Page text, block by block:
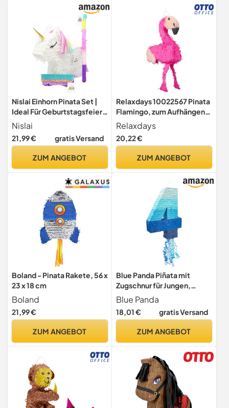
Nislai Einhorn Pinata Set |
Ideal Für Geburtstagsfeier,
Hochzeit,
Junggesellenabschied |
Geschenkidee | Einhorn
und Maske | 44x33x10 cm
Nislai
21,99 € gratis Versand
ZUM ANGEBOT
Relaxdays 10022567 Pinata
Flamingo, zum Aufhängen,
Kinder, Mädchen,
Geburtstag, zum Befüllen,
HxBxT: 80 x 40 x 14 cm,
Relaxdays
20,22 €
ZUM ANGEBOT
Boland - Pinata Rakete, 56 x
23 x 18 cm
Boland
21,99 €
ZUM ANGEBOT
Blue Panda Piñata mit
Zugschnur für Jungen,
Party-Dekoration zum 4.
Geburtstag, Ombré-Stil,
41,5 x 30,5 x 7,6 cm
Blue Panda
18,01 € gratis Versand
ZUM ANGEBOT